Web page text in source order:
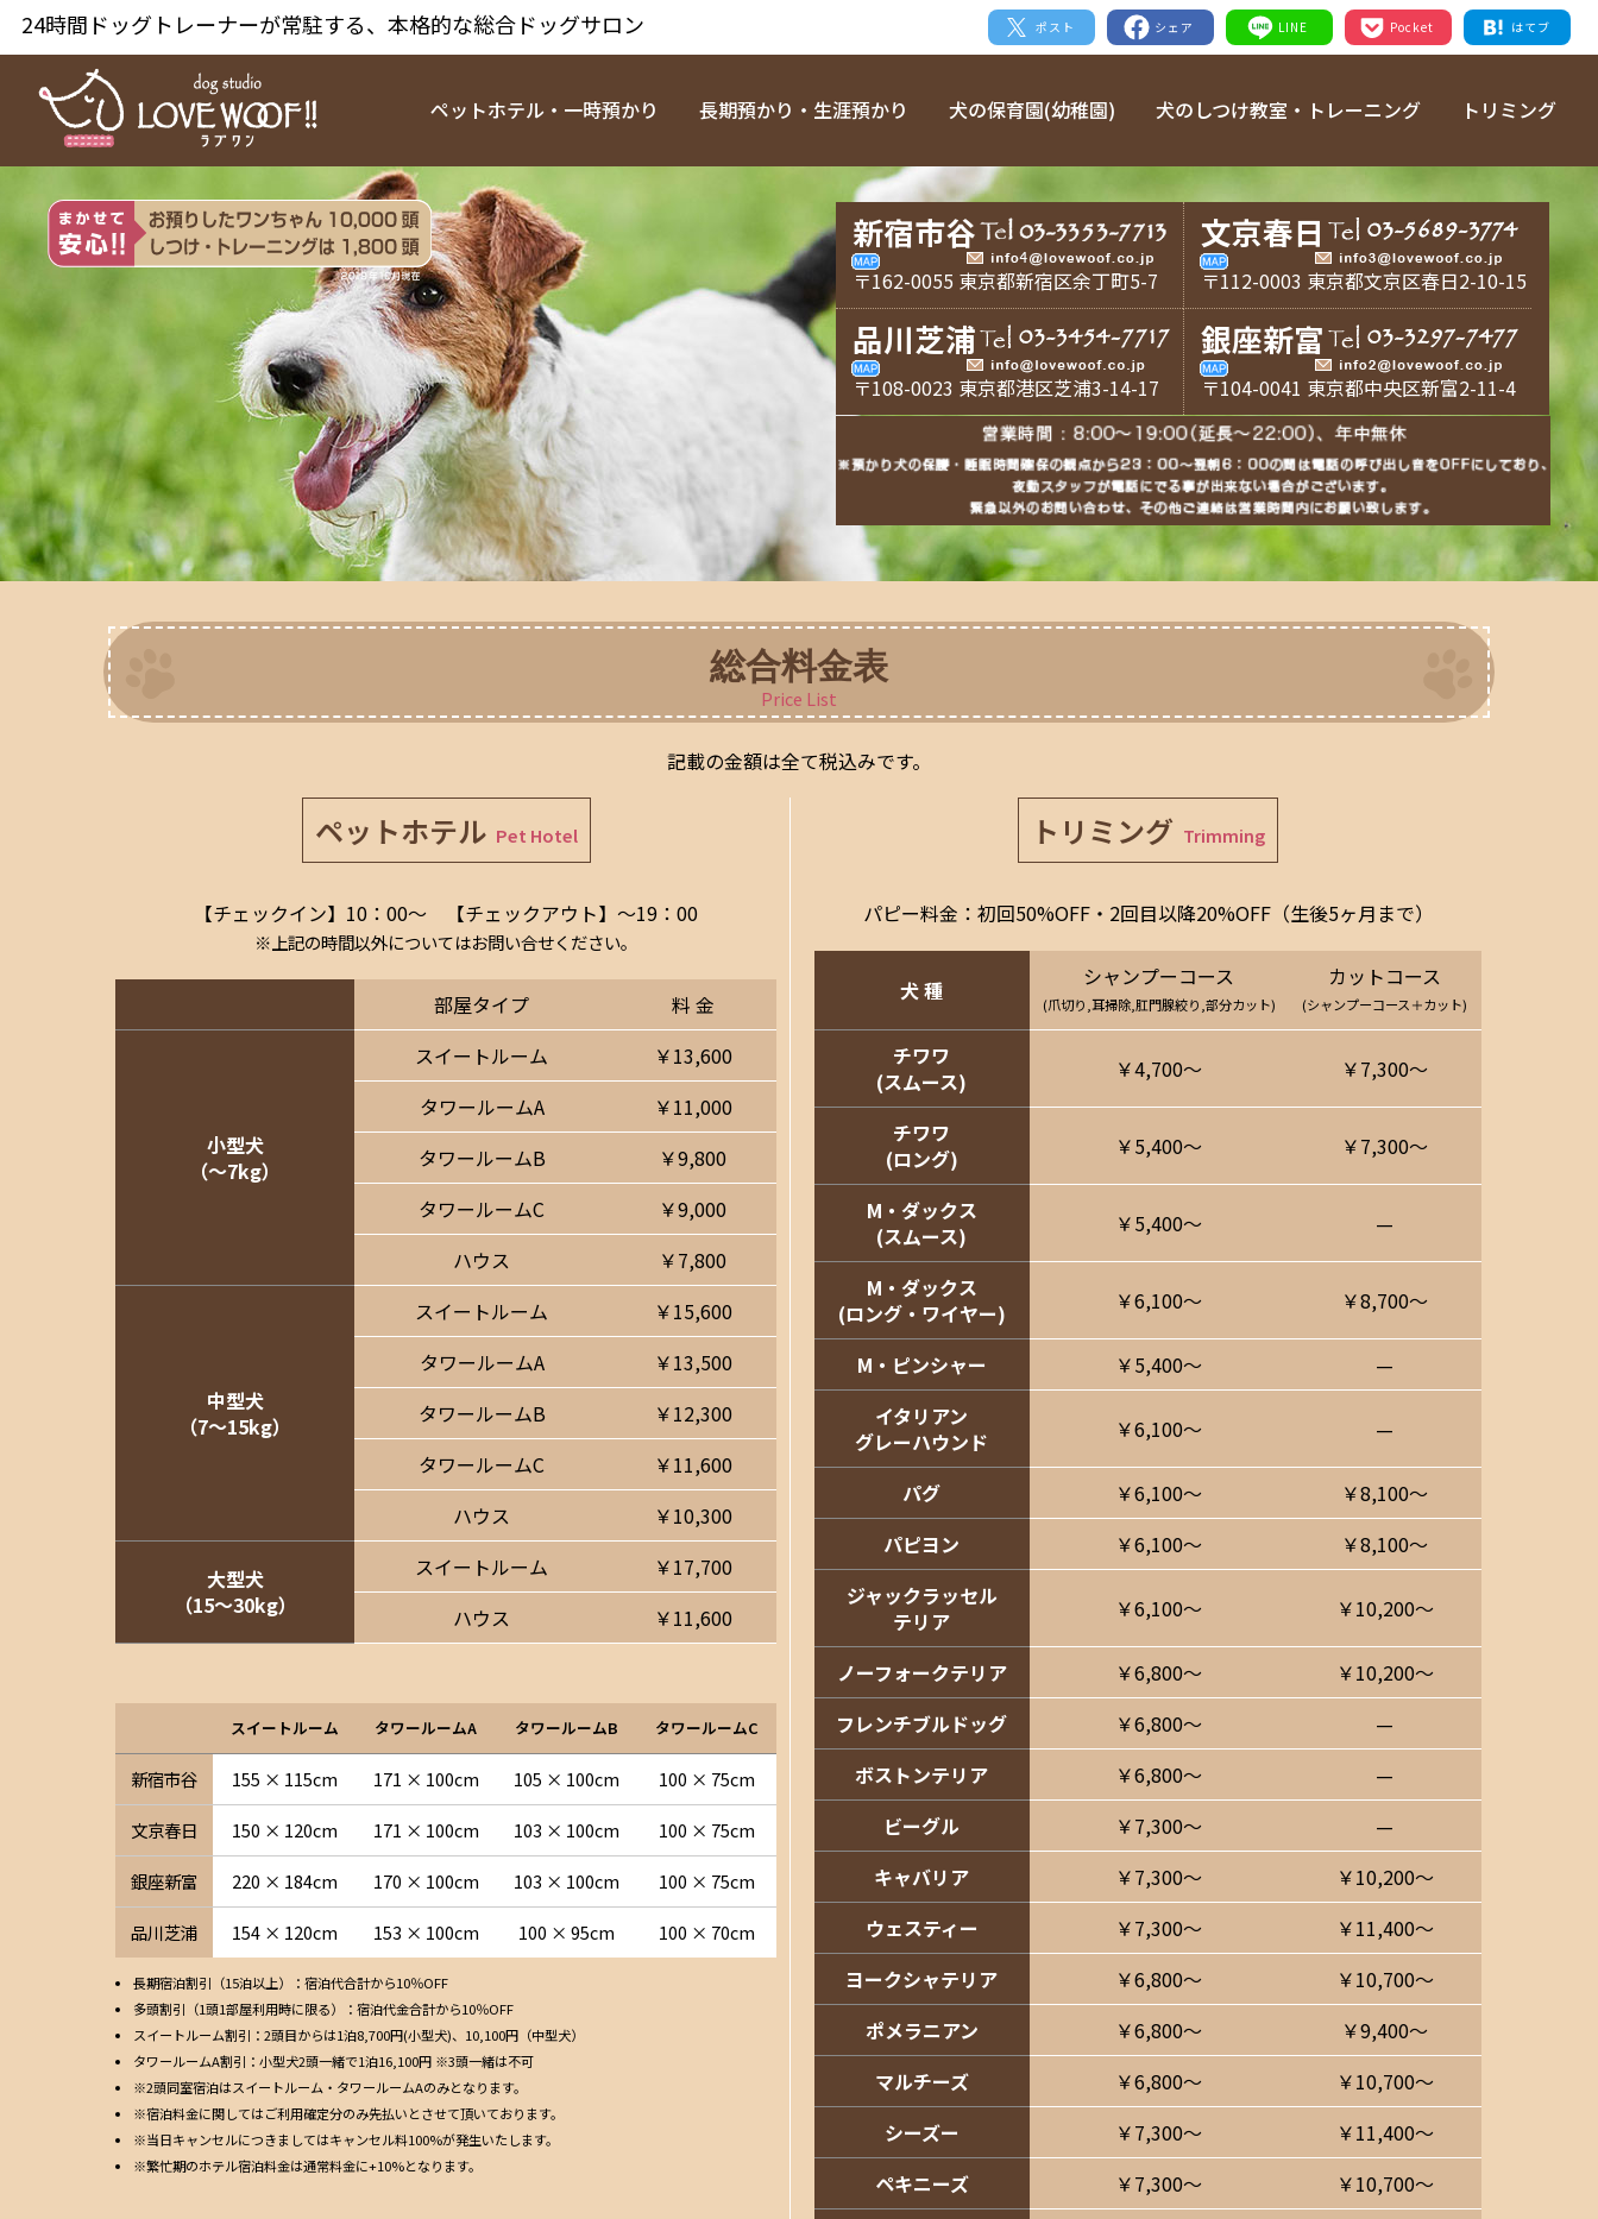
24時間ドッグトレーナーが常駐する、本格的な総合ドッグサロン ポスト シェア LINE Pocket はてブ
ペットホテル・一時預かり 長期預かり・生涯預かり 犬の保育園(幼稚園) 犬のしつけ教室・トレーニング トリミング
新宿市谷
〒162-0055 東京都新宿区余丁町5-7
文京春日
〒112-0003 東京都文京区春日2-10-15
品川芝浦
〒108-0023 東京都港区芝浦3-14-17
銀座新富
〒104-0041 東京都中央区新富2-11-4
総合料金表
Price List
記載の金額は全て税込みです。
ペットホテル Pet Hotel
【チェックイン】10：00〜 【チェックアウト】〜19：00
※上記の時間以外についてはお問い合せください。
部屋タイプ 料 金
小型犬
（〜7kg）
スイートルーム
￥13,600
タワールームA
￥11,000
タワールームB
￥9,800
タワールームC
￥9,000
ハウス
￥7,800
中型犬
（7〜15kg）
スイートルーム
￥15,600
タワールームA
￥13,500
タワールームB
￥12,300
タワールームC
￥11,600
ハウス
￥10,300
大型犬
（15〜30kg）
スイートルーム
￥17,700
ハウス
￥11,600
スイートルーム タワールームA タワールームB タワールームC
新宿市谷 155 × 115cm 171 × 100cm 105 × 100cm 100 × 75cm
文京春日 150 × 120cm 171 × 100cm 103 × 100cm 100 × 75cm
銀座新富 220 × 184cm 170 × 100cm 103 × 100cm 100 × 75cm
品川芝浦 154 × 120cm 153 × 100cm 100 × 95cm 100 × 70cm
長期宿泊割引（15泊以上）：宿泊代合計から10％OFF
多頭割引（1頭1部屋利用時に限る）：宿泊代金合計から10％OFF
スイートルーム割引：2頭目からは1泊8,700円(小型犬)、10,100円（中型犬）
タワールームA割引：小型犬2頭一緒で1泊16,100円 ※3頭一緒は不可
※2頭同室宿泊はスイートルーム・タワールームAのみとなります。
※宿泊料金に関してはご利用確定分のみ先払いとさせて頂いております。
※当日キャンセルにつきましてはキャンセル料100%が発生いたします。
※繁忙期のホテル宿泊料金は通常料金に+10%となります。
トリミング Trimming
パピー料金：初回50%OFF・2回目以降20%OFF（生後5ヶ月まで）
犬 種 シャンプーコース
(爪切り,耳掃除,肛門腺絞り,部分カット)
カットコース
(シャンプーコース＋カット)
チワワ
(スムース)
￥4,700〜 ￥7,300〜
チワワ
(ロング)
￥5,400〜 ￥7,300〜
M・ダックス
(スムース)
￥5,400〜 —
M・ダックス
(ロング・ワイヤー)
￥6,100〜 ￥8,700〜
M・ピンシャー ￥5,400〜
—
イタリアン
グレーハウンド
￥6,100〜 —
パグ ￥6,100〜
￥8,100〜
パピヨン
￥6,100〜
￥8,100〜
ジャックラッセル
テリア
￥6,100〜 ￥10,200〜
ノーフォークテリア ￥6,800〜
￥10,200〜
フレンチブルドッグ
￥6,800〜
—
ボストンテリア
￥6,800〜
—
ビーグル
￥7,300〜
—
キャバリア
￥7,300〜
￥10,200〜
ウェスティー
￥7,300〜
￥11,400〜
ヨークシャテリア
￥6,800〜
￥10,700〜
ポメラニアン
￥6,800〜
￥9,400〜
マルチーズ
￥6,800〜
￥10,700〜
シーズー
￥7,300〜
￥11,400〜
ペキニーズ
￥7,300〜
￥10,700〜